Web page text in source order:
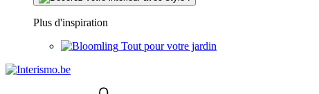
Plus d'inspiration
Tout pour votre jardin